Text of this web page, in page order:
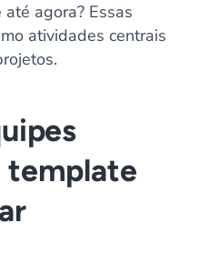
agora? Essas
atividades centrais
template